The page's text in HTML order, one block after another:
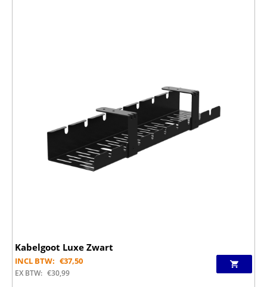
Kabelgoot Luxe Zwart
INCL BTW: €37,50
EX BTW: €30,99